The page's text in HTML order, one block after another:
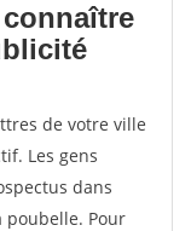
de votre ville
Les gens
dans
Pour